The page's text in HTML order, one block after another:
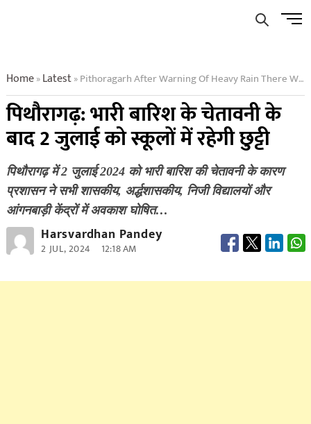
Menu
Home»Latest»Pithoragarh After Warning Of Heavy Rain There Will Be Holiday In Schools On July 2
पिथौरागढ़: भारी बारिश के चेतावनी के
बाद 2 जुलाई को स्कूलों में रहेगी छुट्टी
पिथौरागढ़ में 2 जुलाई 2024 को भारी बारिश की चेतावनी के कारण
प्रशासन ने सभी शासकीय, अर्द्धशासकीय, निजी विद्यालयों और
आंगनबाड़ी केंद्रों में अवकाश घोषित…
Harsvardhan Pandey
2 JUL, 2024 12:18 AM